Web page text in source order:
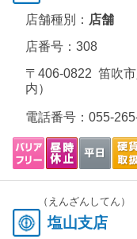
店舗種別： 店舗
店番号：308
〒406-0822 笛吹
内）
電話番号： 055-
（えんざんしてん）
塩山支店